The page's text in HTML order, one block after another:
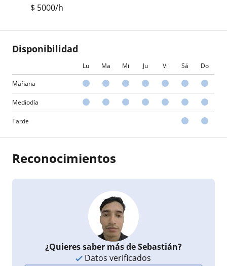
$ 5000/h
Disponibilidad
Lu Ma Mi Ju Vi Sá Do
Mañana
Mediodía
Tarde
Reconocimientos
¿Quieres saber más de Sebastián?
Datos verificados